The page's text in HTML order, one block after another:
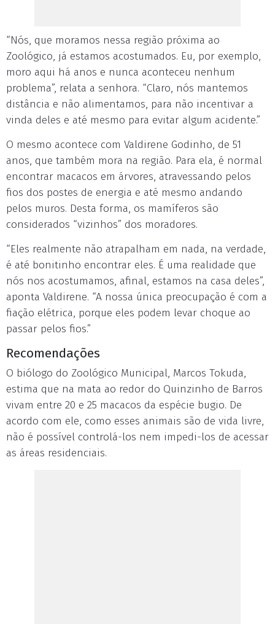
“Nós, que moramos nessa região próxima ao
Zoológico, já estamos acostumados. Eu, por exemplo,
moro aqui há anos e nunca aconteceu nenhum
problema”, relata a senhora. “Claro, nós mantemos
distância e não alimentamos, para não incentivar a
vinda deles e até mesmo para evitar algum acidente.”
O mesmo acontece com Valdirene Godinho, de 51
anos, que também mora na região. Para ela, é normal
encontrar macacos em árvores, atravessando pelos
fios dos postes de energia e até mesmo andando
pelos muros. Desta forma, os mamíferos são
considerados “vizinhos” dos moradores.
“Eles realmente não atrapalham em nada, na verdade,
é até bonitinho encontrar eles. É uma realidade que
nós nos acostumamos, afinal, estamos na casa deles”,
aponta Valdirene. “A nossa única preocupação é com a
fiação elétrica, porque eles podem levar choque ao
passar pelos fios.”
Recomendações
O biólogo do Zoológico Municipal, Marcos Tokuda,
estima que na mata ao redor do Quinzinho de Barros
vivam entre 20 e 25 macacos da espécie bugio. De
acordo com ele, como esses animais são de vida livre,
não é possível controlá-los nem impedi-los de acessar
as áreas residenciais.